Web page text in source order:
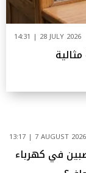
14:31 | 28 JULY 2026
13:17 | 7 AUGUST 2026
في كهرباء